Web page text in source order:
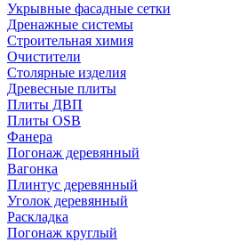
Укрывные фасадные сетки
Дренажные системы
Строительная химия
Очистители
Столярные изделия
Древесные плиты
Плиты ДВП
Плиты OSB
Фанера
Погонаж деревянный
Вагонка
Плинтус деревянный
Уголок деревянный
Раскладка
Погонаж круглый